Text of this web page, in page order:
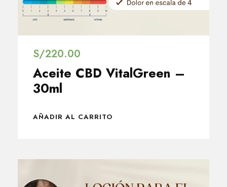
S/220.00
Aceite CBD VitalGreen –
30ml
AÑADIR AL CARRITO